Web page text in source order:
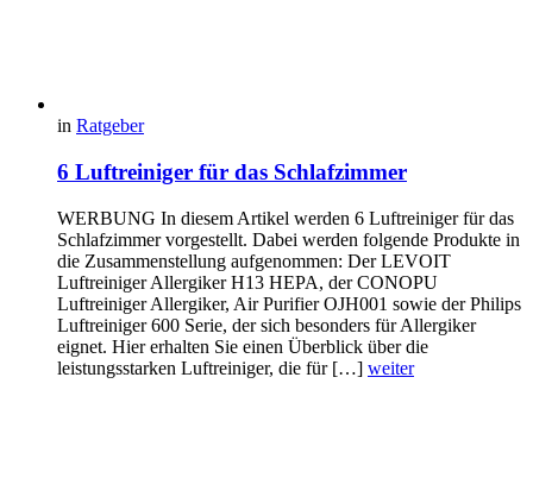
in Ratgeber
6 Luftreiniger für das Schlafzimmer
WERBUNG In diesem Artikel werden 6 Luftreiniger für das
Schlafzimmer vorgestellt. Dabei werden folgende Produkte in
die Zusammenstellung aufgenommen: Der LEVOIT
Luftreiniger Allergiker H13 HEPA, der CONOPU
Luftreiniger Allergiker, Air Purifier OJH001 sowie der Philips
Luftreiniger 600 Serie, der sich besonders für Allergiker
eignet. Hier erhalten Sie einen Überblick über die
leistungsstarken Luftreiniger, die für […] weiter